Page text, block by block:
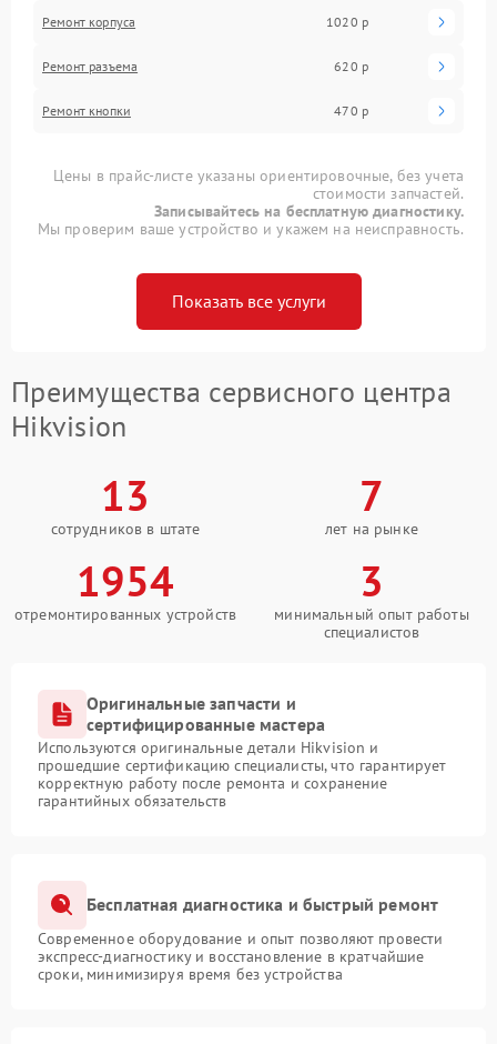
Ремонт корпуса 1020 р
Ремонт разъема 620 р
Ремонт кнопки 470 р
Цены в прайс-листе указаны ориентировочные, без учета
стоимости запчастей.
Записывайтесь на бесплатную диагностику.
Мы проверим ваше устройство и укажем на неисправность.
Показать все услуги
Преимущества сервисного центра
Hikvision
13
сотрудников в штате
7
лет на рынке
1954
отремонтированных устройств
3
минимальный опыт работы
специалистов
Оригинальные запчасти и
сертифицированные мастера
Используются оригинальные детали Hikvision и
прошедшие сертификацию специалисты, что гарантирует
корректную работу после ремонта и сохранение
гарантийных обязательств
Бесплатная диагностика и быстрый ремонт
Современное оборудование и опыт позволяют провести
экспресс-диагностику и восстановление в кратчайшие
сроки, минимизируя время без устройства